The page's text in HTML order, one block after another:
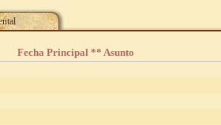
Fecha Principal ** Asunto